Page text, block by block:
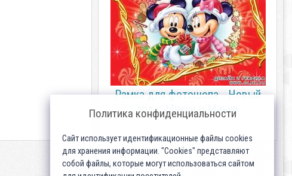
Рамка для фотошопа - Новый
год с Микки и Минни
Политика конфиденциальности
Сайт использует идентификационные файлы cookies
для хранения информации. "Cookies" представляют
собой файлы, которые могут использоваться сайтом